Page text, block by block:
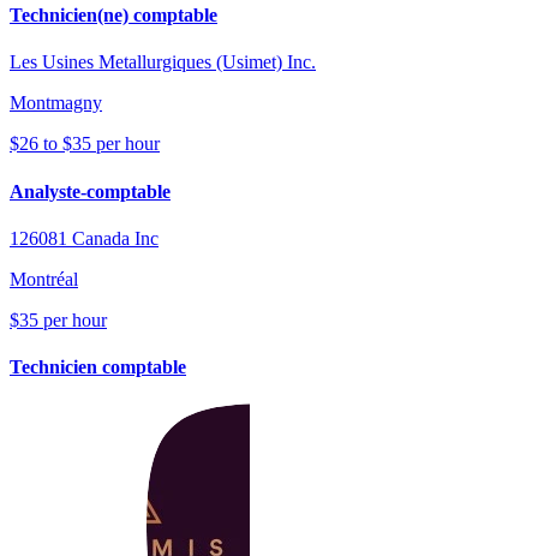
Technicien(ne) comptable
Les Usines Metallurgiques (Usimet) Inc.
Montmagny
$26 to $35 per hour
Analyste-comptable
126081 Canada Inc
Montréal
$35 per hour
Technicien comptable